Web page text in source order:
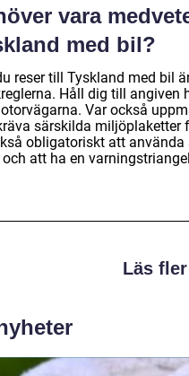
vara
med bil?
reser till Tyskland med bil
Håll dig till
Var också
särskilda miljöplaketter
obligatoriskt att
att ha en
Läs